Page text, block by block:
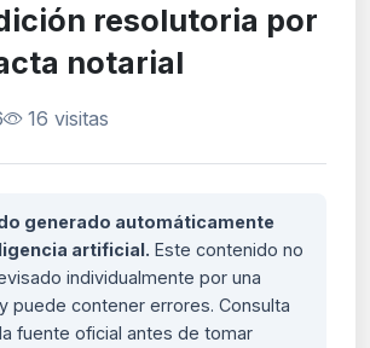
resolutoria por
notarial
16 visitas
generado automáticamente
artificial. Este contenido no
individualmente por una
puede contener errores. Consulta
fuente oficial antes de tomar